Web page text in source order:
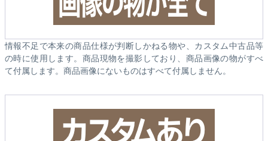
情報不足で本来の商品仕様が判断しかねる物や、カスタム中古品等
の時に使用します。商品現物を撮影しており、商品画像の物がすべ
て付属します。商品画像にないものはすべて付属しません。